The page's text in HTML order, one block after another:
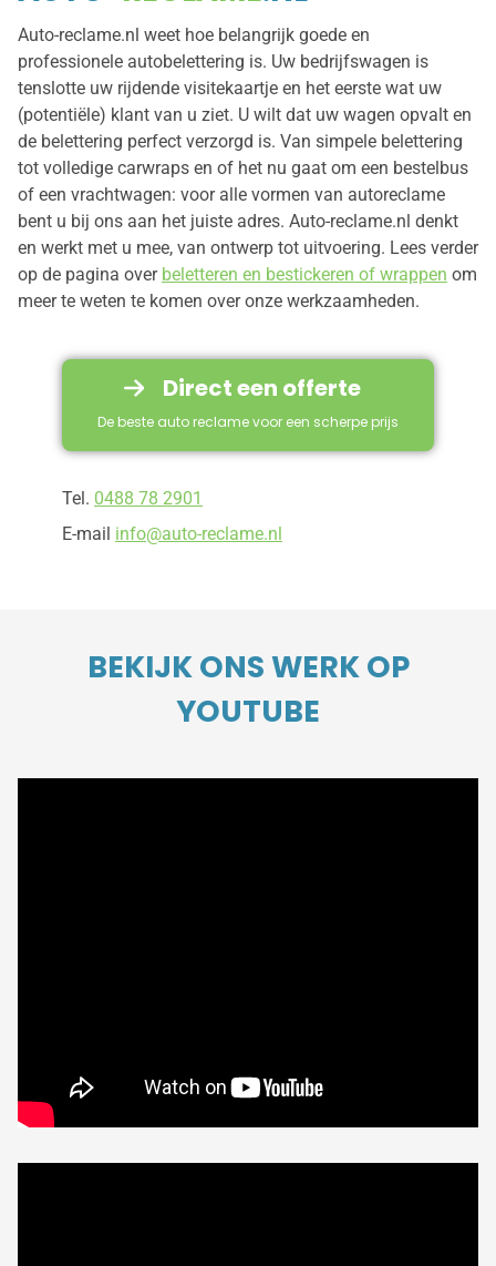
Auto-reclame.nl weet hoe belangrijk goede en
professionele autobelettering is. Uw bedrijfswagen is
tenslotte uw rijdende visitekaartje en het eerste wat uw
(potentiële) klant van u ziet. U wilt dat uw wagen opvalt en
de belettering perfect verzorgd is. Van simpele belettering
tot volledige carwraps en of het nu gaat om een bestelbus
of een vrachtwagen: voor alle vormen van autoreclame
bent u bij ons aan het juiste adres. Auto-reclame.nl denkt
en werkt met u mee, van ontwerp tot uitvoering. Lees verder
op de pagina over beletteren en bestickeren of wrappen om
meer te weten te komen over onze werkzaamheden.
Direct een offerte
De beste auto reclame voor een scherpe prijs
Tel. 0488 78 2901
E-mail info@auto-reclame.nl
BEKIJK ONS WERK OP
YOUTUBE